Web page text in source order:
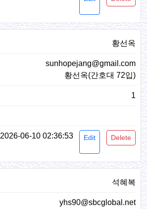
황선옥
sunhopejang@gmail.com
황선옥(간호대 72입)
1
2026-06-10 02:36:53 Edit Delete
석혜복
yhs90@sbcglobal.net